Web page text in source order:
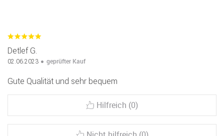
Detlef G.
02.06.2023 geprüfter Kauf
Gute Qualität und sehr bequem
Hilfreich (0)